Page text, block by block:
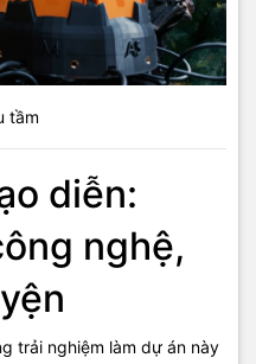
tầm
diễn:
nghệ,
trải nghiệm làm dự án này